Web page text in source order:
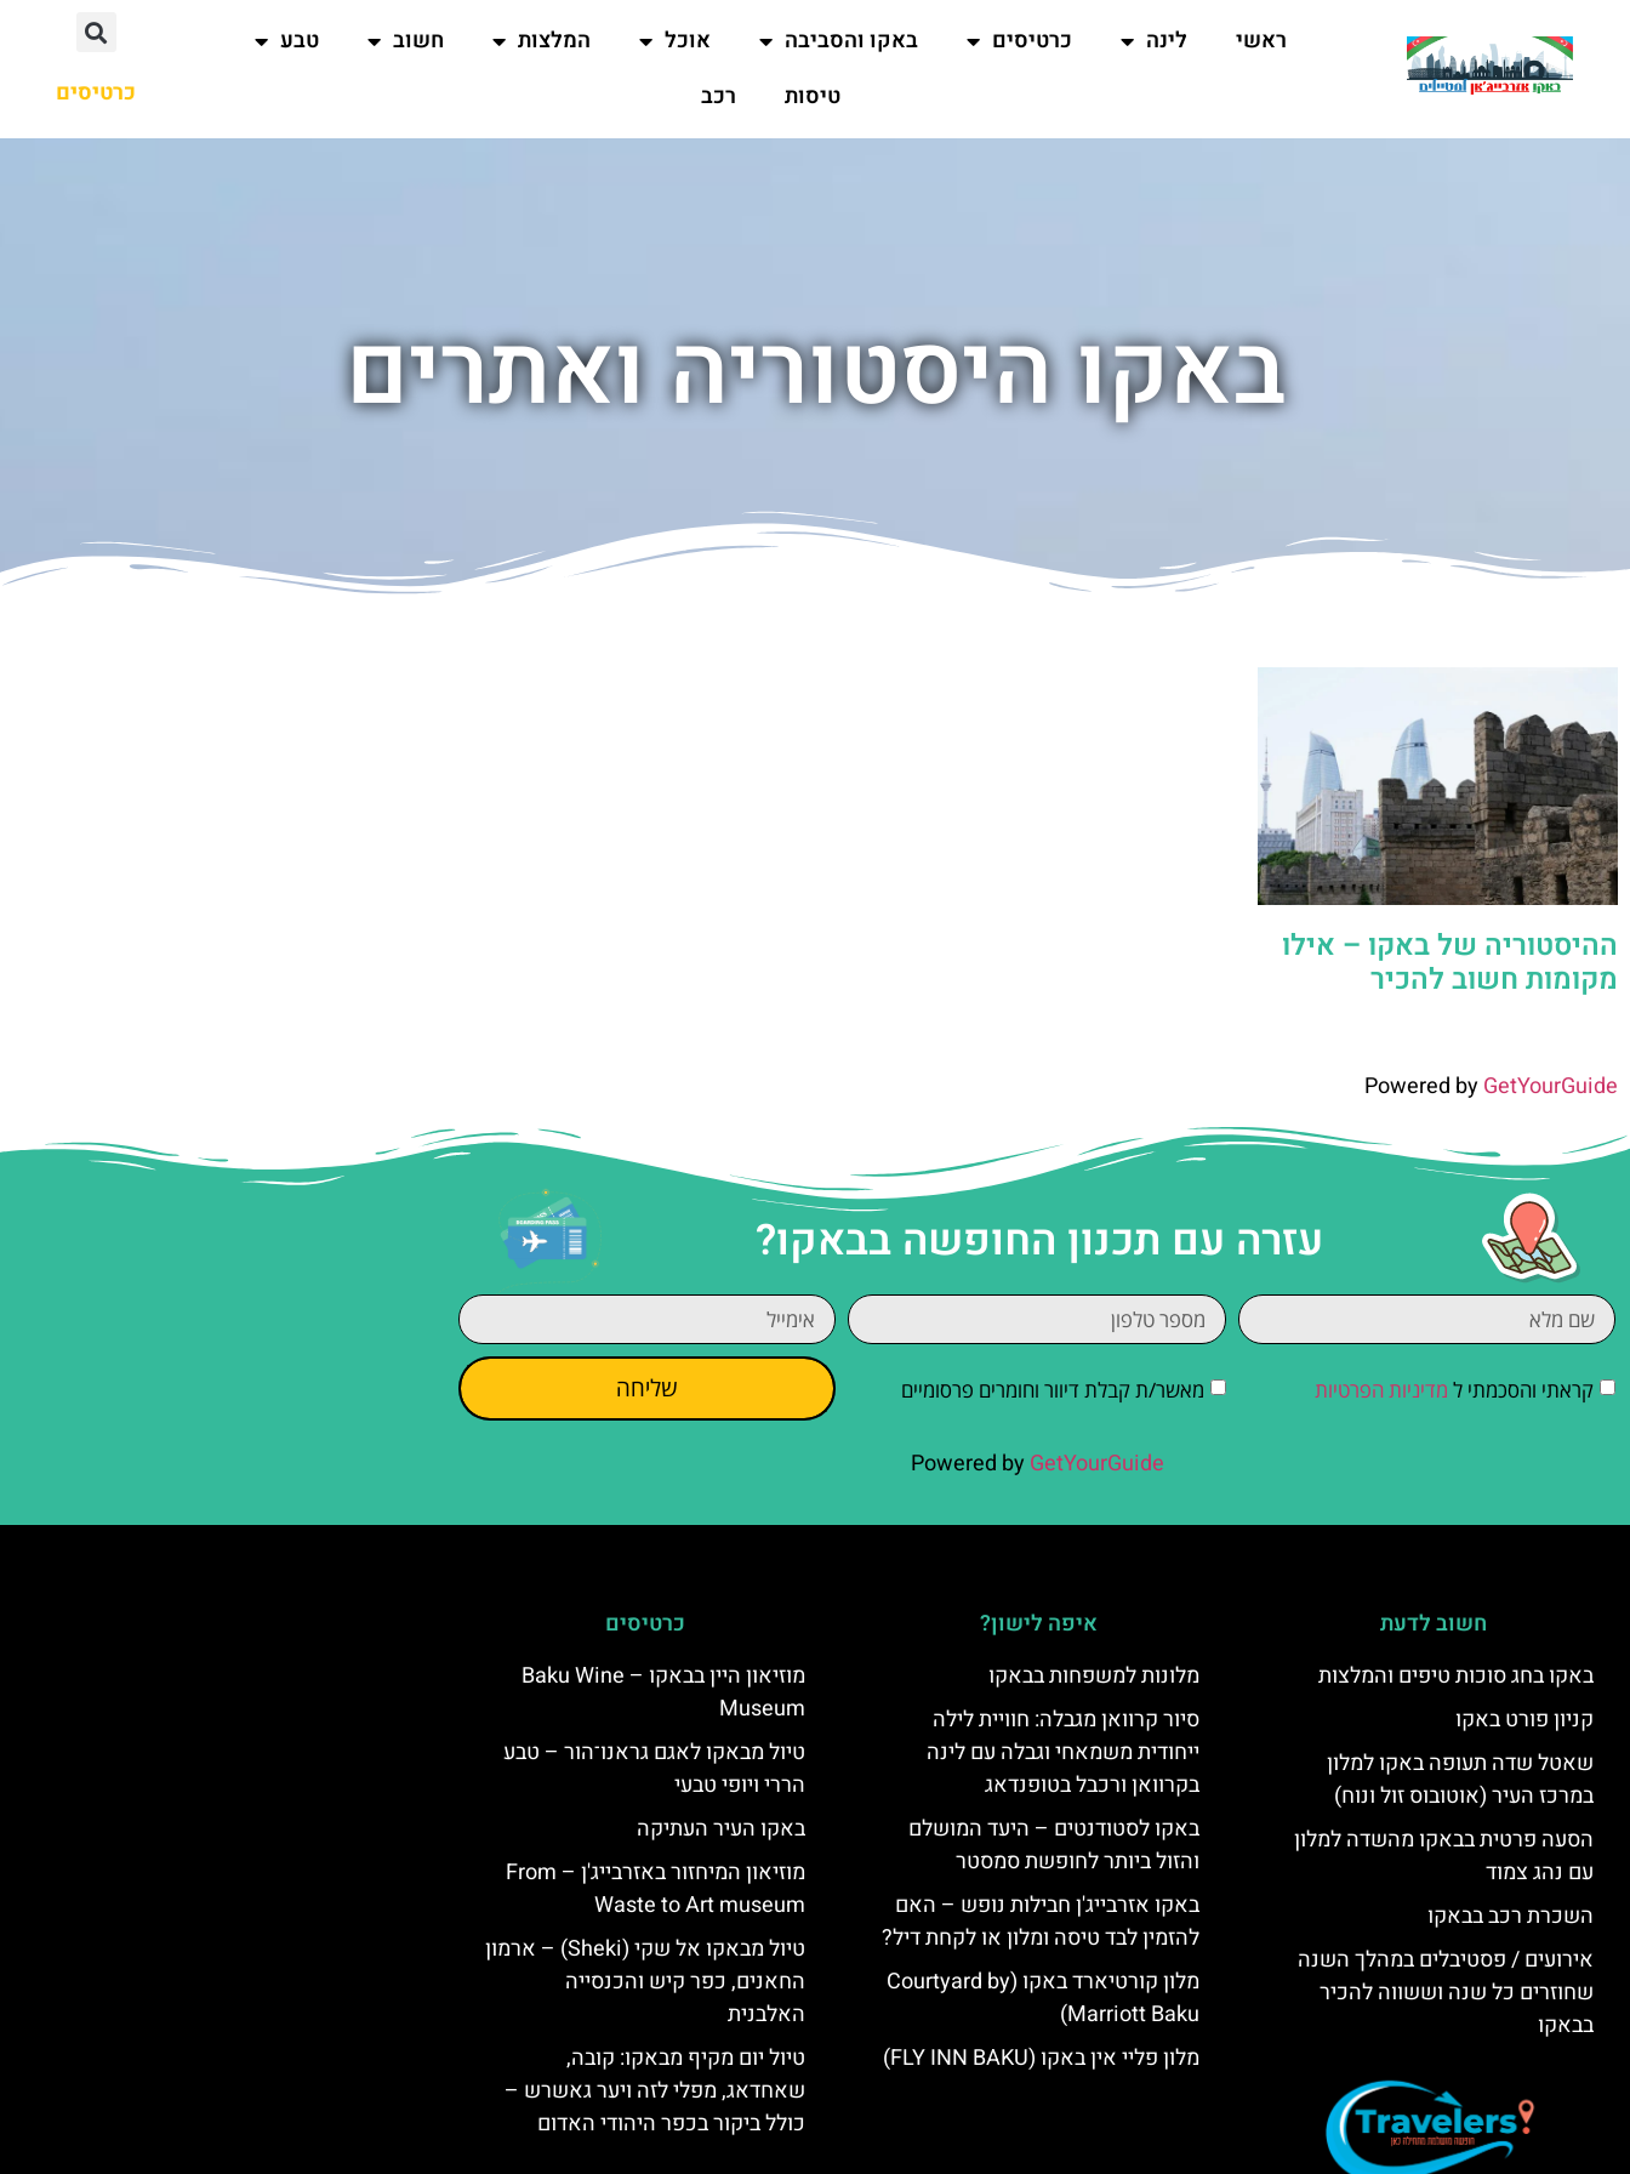
ראשי לינה כרטיסים באקו והסביבה אוכל המלצות חשוב
טבע
טיסות
רכב כרטיסים
באקו היסטוריה ואתרים
ההיסטוריה של באקו – אילו
מקומות חשוב להכיר
Powered byGetYourGuide
עזרה עם תכנון החופשה בבאקו?
קראתי והסכמתי ל מדיניות הפרטיות מאשר/ת קבלת דיוור וחומרים פרסומיים שליחה
Powered by GetYourGuide
חשוב לדעת
באקו בחג סוכות טיפים והמלצות
קניון פורט באקו
שאטל שדה תעופה באקו למלון
במרכז העיר (אוטובוס זול ונוח)
הסעה פרטית בבאקו מהשדה למלון
עם נהג צמוד
השכרת רכב בבאקו
אירועים / פסטיבלים במהלך השנה
שחוזרים כל שנה וששווה להכיר
בבאקו
איפה לישון?
מלונות למשפחות בבאקו
סיור קרוואן מגבלה: חוויית לילה
ייחודית משמאחי וגבלה עם לינה
בקרוואן ורכבל בטופנדאג
באקו לסטודנטים – היעד המושלם
והזול ביותר לחופשת סמסטר
באקו אזרבייג'ן חבילות נופש – האם
להזמין לבד טיסה ומלון או לקחת דיל?
מלון קורטיארד באקו (Courtyard by
Marriott Baku)
מלון פליי אין באקו (FLY INN BAKU)
כרטיסים
מוזיאון היין בבאקו – Baku Wine
Museum
טיול מבאקו לאגם גראנו־הור – טבע
הררי ויופי טבעי
באקו העיר העתיקה
מוזיאון המיחזור באזרבייג'ן – From
Waste to Art museum
טיול מבאקו אל שקי (Sheki) – ארמון
החאנים, כפר קיש והכנסייה
האלבנית
טיול יום מקיף מבאקו: קובה,
שאחדאג, מפלי לזה ויער גאשרש –
כולל ביקור בכפר היהודי האדום